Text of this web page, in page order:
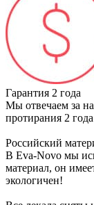
Гарантия 2 года
Мы отвечаем за
протирания 2
Российский
В Eva-Novo мы
материал, он
экологичен!